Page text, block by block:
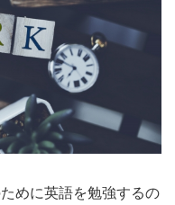
めに英語を勉強するの